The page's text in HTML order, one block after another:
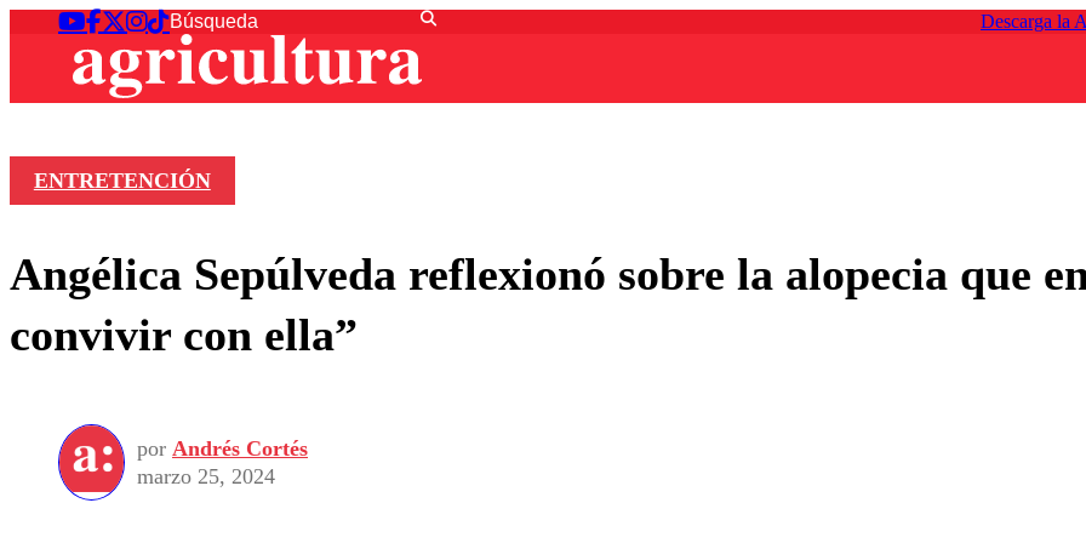
Descarga la
ENTRETENCIÓN
Angélica Sepúlveda reflexionó sobre la alopecia que
convivir con ella”
por Andrés Cortés
marzo 25, 2024